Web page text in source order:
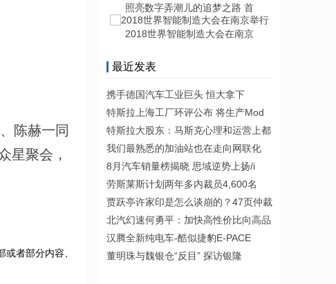
陈赫一同
星聚会，
者部分内容、
照亮数字弄潮儿的追梦之路 首
2018世界智能制造大会在南京
最近发表
携手德国汽车工业巨头 恒大拿下
特斯拉上海工厂环评公布 将生产Mod
特斯拉大股东：马斯克心理和运营上都
我们最熟悉的加油站也在走向网联化
8月汽车销量榜揭晓 思域逆势上扬/i
劳斯莱斯计划两年多内裁员4,600名
贾跃亭许家印是怎么谈崩的？47页仲裁
北汽幻速何勇平：加快高性价比向高品
汉腾全新纯电车-酷似捷豹E-PACE
董明珠与魏银仓“反目” 探访银隆